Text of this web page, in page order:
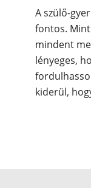
A szülő-
fontos.
mindent
lényeges,
kiderül,